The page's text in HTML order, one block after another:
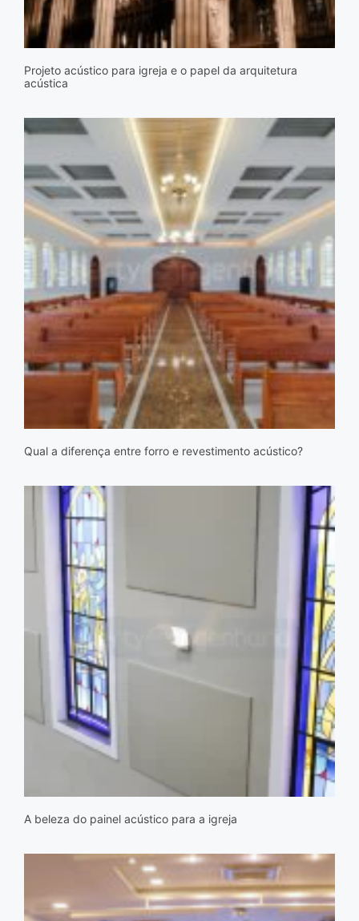
Projeto acústico para igreja e o papel da arquitetura
acústica
Qual a diferença entre forro e revestimento acústico?
A beleza do painel acústico para a igreja